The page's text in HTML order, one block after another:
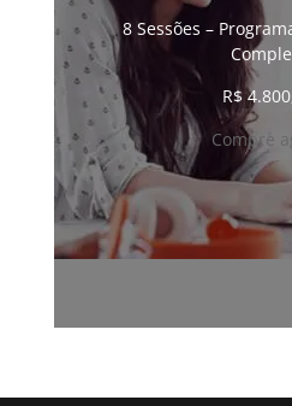
8 Sessões –
R$
Compre